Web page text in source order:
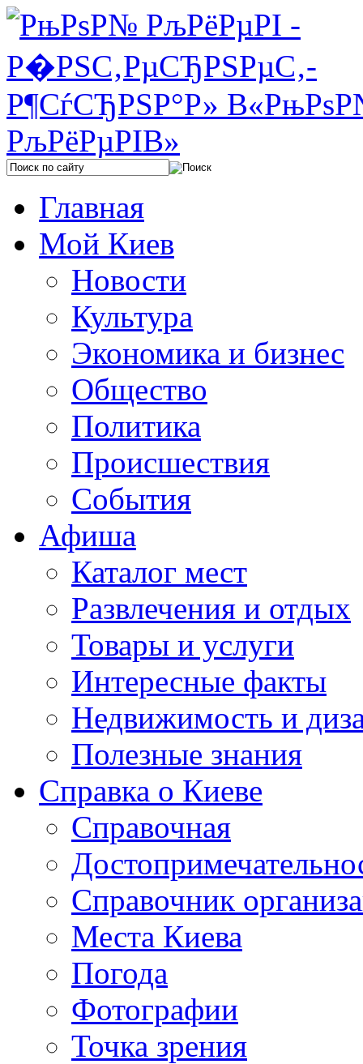
Главная
Мой Киев
Новости
Культура
Экономика и бизнес
Общество
Политика
Происшествия
События
Афиша
Каталог мест
Развлечения и отдых
Товары и услуги
Интересные факты
Недвижимость и
Полезные знания
Справка о Киеве
Справочная
Справочник
Места Киева
Погода
Фотографии
Точка зрения